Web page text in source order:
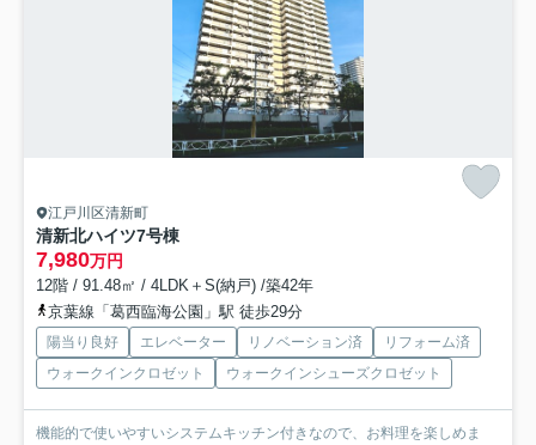
江戸川区清新町
清新北ハイツ7号棟
7,980万円
12階 / 91.48㎡ / 4LDK＋S(納戸) /築42年
京葉線「葛西臨海公園」駅 徒歩29分
陽当り良好 エレベーター リノベーション済
リフォーム済
ウォークインクロゼット
ウォークインシューズクロゼット
機能的で使いやすいシステムキッチン付きなので、お料理を楽しめま